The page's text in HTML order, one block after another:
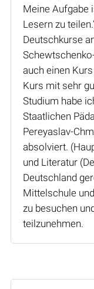
Meine Aufgabe
Lesern zu
Deutschkurse
auch einen
Kurs mit sehr
Studium habe
Staatlichen
Pereyaslav-
absolviert.
und Literatur
Deutschland
Mittelschule
zu besuchen
teilzunehmen.